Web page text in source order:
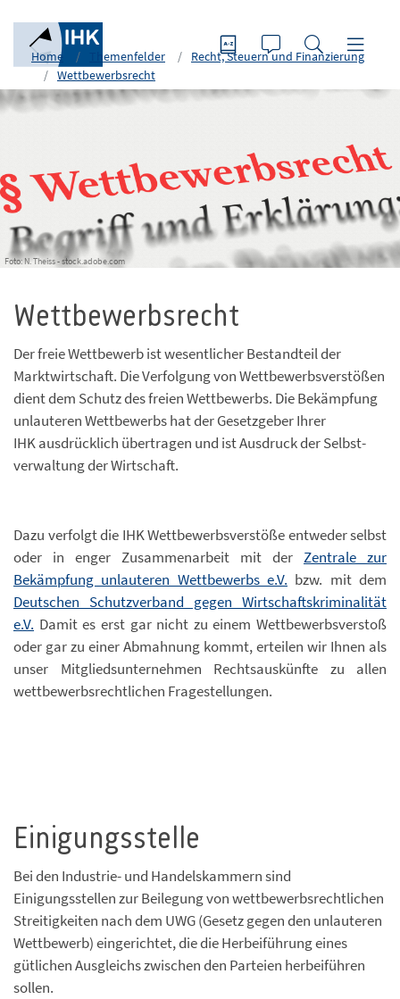
Home Themenfelder
Recht, Steuern und Finanzierung
Wettbewerbsrecht
Foto: N. Theiss - stock.adobe.com
Wettbewerbsrecht
Der freie Wettbewerb ist wesentlicher Bestandteil der
Marktwirtschaft. Die Verfolgung von Wettbewerbsverstößen
dient dem Schutz des freien Wettbewerbs. Die Bekämpfung
unlauteren Wettbewerbs hat der Gesetzgeber Ihrer
IHK ausdrücklich übertragen und ist Ausdruck der Selbst-
verwaltung der Wirtschaft.
Dazu verfolgt die IHK Wettbewerbsverstöße entweder selbst
oder in enger Zusammenarbeit mit der Zentrale zur
Bekämpfung unlauteren Wettbewerbs e.V. bzw. mit dem
Deutschen Schutzverband gegen Wirtschaftskriminalität
e.V. Damit es erst gar nicht zu einem Wettbewerbsverstoß
oder gar zu einer Abmahnung kommt, erteilen wir Ihnen als
unser Mitgliedsunternehmen Rechtsauskünfte zu allen
wettbewerbsrechtlichen Fragestellungen.
Einigungsstelle
Bei den Industrie- und Handelskammern sind
Einigungsstellen zur Beilegung von wettbewerbsrechtlichen
Streitigkeiten nach dem UWG (Gesetz gegen den unlauteren
Wettbewerb) eingerichtet, die die Herbeiführung eines
gütlichen Ausgleichs zwischen den Parteien herbeiführen
sollen.